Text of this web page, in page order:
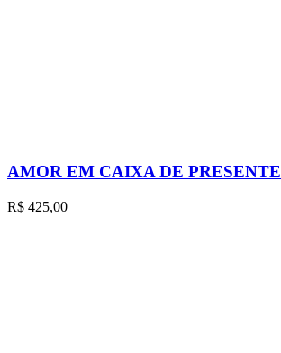
AMOR EM CAIXA DE PRESENTE
R$ 425,00